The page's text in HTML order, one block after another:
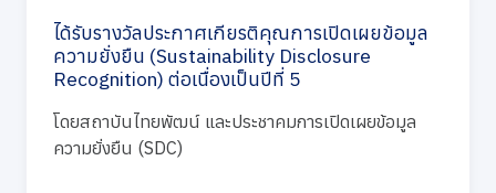
ได้รับรางวัลประกาศเกียรติคุณการเปิดเผยข้อมูล
ความยั่งยืน (Sustainability Disclosure
Recognition) ต่อเนื่องเป็นปีที่ 5
โดยสถาบันไทยพัฒน์ และประชาคมการเปิดเผยข้อมูล
ความยั่งยืน (SDC)